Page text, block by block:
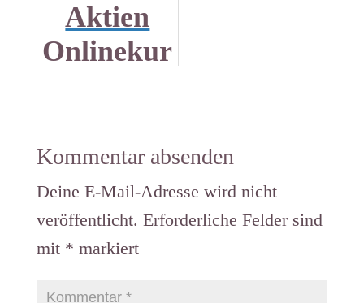
ng 2023
Aktien
Onlinekur
en
Kommentar absenden
Deine E-Mail-Adresse wird nicht
veröffentlicht. Erforderliche Felder sind
mit * markiert